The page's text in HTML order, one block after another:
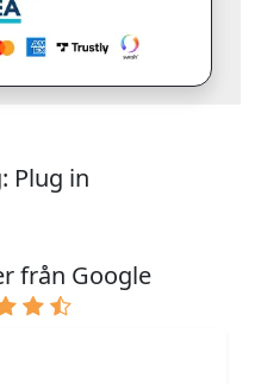
Plug in
från Google